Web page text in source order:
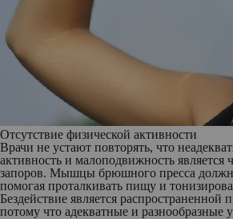
Отсутствие физической активности
Врачи не устают повторять, что
активность и малоподвижность является
запоров. Мышцы брюшного пресса
помогая проталкивать пищу и
Бездействие является распространенной
потому что адекватные и разнообразные